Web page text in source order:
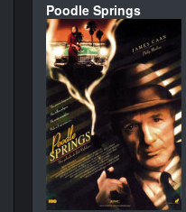
Poodle Springs